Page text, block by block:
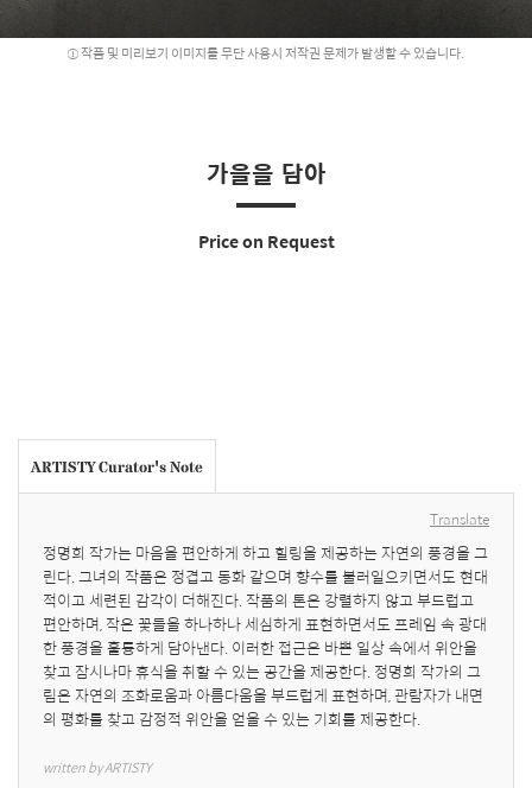
작품 및 미리보기 이미지를 무단 사용시 저작권 문제가 발생할 수 있습니다.
가을을 담아
Price on Request
ARTISTY Curator's Note
Translate
정명희 작가는 마음을 편안하게 하고 힐링을 제공하는 자연의 풍경을 그
린다. 그녀의 작품은 정겹고 동화 같으며 향수를 불러일으키면서도 현대
적이고 세련된 감각이 더해진다. 작품의 톤은 강렬하지 않고 부드럽고
편안하며, 작은 꽃들을 하나하나 세심하게 표현하면서도 프레임 속 광대
한 풍경을 훌륭하게 담아낸다. 이러한 접근은 바쁜 일상 속에서 위안을
찾고 잠시나마 휴식을 취할 수 있는 공간을 제공한다. 정명희 작가의 그
림은 자연의 조화로움과 아름다움을 부드럽게 표현하며, 관람자가 내면
의 평화를 찾고 감정적 위안을 얻을 수 있는 기회를 제공한다.
written by ARTISTY